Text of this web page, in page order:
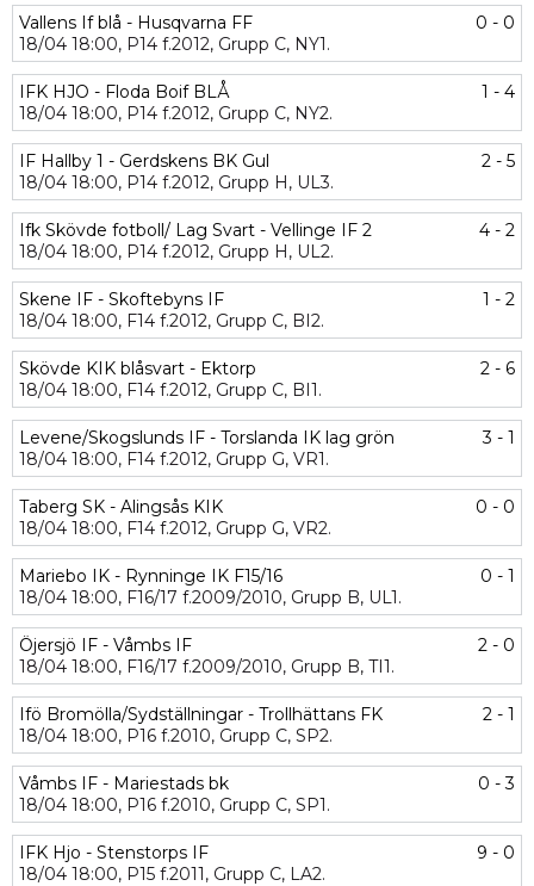
Vallens If blå - Husqvarna FF
0 - 0
18/04 18:00, P14 f.2012, Grupp C, NY1.
IFK HJO - Floda Boif BLÅ
1 - 4
18/04 18:00, P14 f.2012, Grupp C, NY2.
IF Hallby 1 - Gerdskens BK Gul
2 - 5
18/04 18:00, P14 f.2012, Grupp H, UL3.
Ifk Skövde fotboll/ Lag Svart - Vellinge IF 2
4 - 2
18/04 18:00, P14 f.2012, Grupp H, UL2.
Skene IF - Skoftebyns IF
1 - 2
18/04 18:00, F14 f.2012, Grupp C, BI2.
Skövde KIK blåsvart - Ektorp
2 - 6
18/04 18:00, F14 f.2012, Grupp C, BI1.
Levene/Skogslunds IF - Torslanda IK lag grön
3 - 1
18/04 18:00, F14 f.2012, Grupp G, VR1.
Taberg SK - Alingsås KIK
0 - 0
18/04 18:00, F14 f.2012, Grupp G, VR2.
Mariebo IK - Rynninge IK F15/16
0 - 1
18/04 18:00, F16/17 f.2009/2010, Grupp B, UL1.
Öjersjö IF - Våmbs IF
2 - 0
18/04 18:00, F16/17 f.2009/2010, Grupp B, TI1.
Ifö Bromölla/Sydställningar - Trollhättans FK
2 - 1
18/04 18:00, P16 f.2010, Grupp C, SP2.
Våmbs IF - Mariestads bk
0 - 3
18/04 18:00, P16 f.2010, Grupp C, SP1.
IFK Hjo - Stenstorps IF
9 - 0
18/04 18:00, P15 f.2011, Grupp C, LA2.